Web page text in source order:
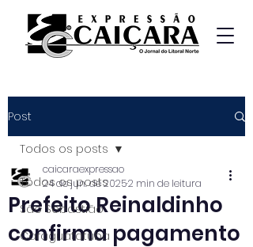
Post
Todos os posts
São Sebastião
Caraguatatuba
Todos os posts
Prefeito Reinaldinho
confirma pagamento
caicaraexpressao
24 de jun. de 20252 min de leitura